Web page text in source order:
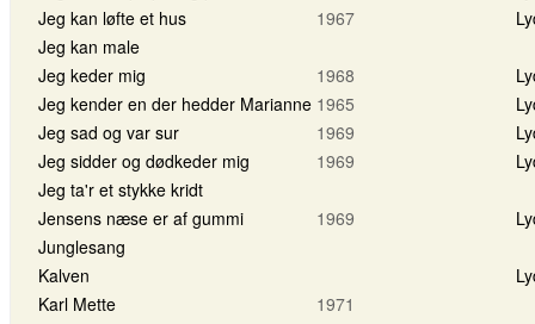
Jeg kan løfte et hus
1967
Jeg kan male
Jeg keder mig
1968
Jeg kender en der hedder Marianne 1965
Jeg sad og var sur
1969
Jeg sidder og dødkeder mig
1969
Jeg ta'r et stykke kridt
Jensens næse er af gummi
1969
Junglesang
Kalven
Karl Mette
1971